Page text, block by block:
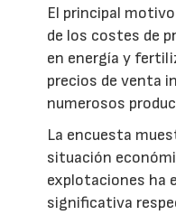
El principal
de los costes de
en energía y
precios de venta
numerosos
La encuesta
situación
explotaciones ha
significativa